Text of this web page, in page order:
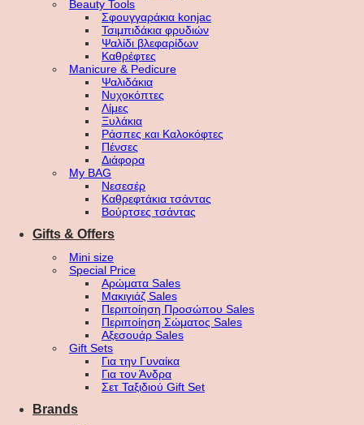
Beauty Tools
Σφουγγαράκια konjac
Τσιμπιδάκια φρυδιών
Ψαλίδι βλεφαρίδων
Καθρέφτες
Manicure & Pedicure
Ψαλιδάκια
Νυχοκόπτες
Λίμες
Ξυλάκια
Ράσπες και Καλοκόφτες
Πένσες
Διάφορα
My BAG
Νεσεσέρ
Καθρεφτάκια τσάντας
Βούρτσες τσάντας
Gifts & Offers
Mini size
Special Price
Αρώματα Sales
Μακιγιάζ Sales
Περιποίηση Προσώπου Sales
Περιποίηση Σώματος Sales
Αξεσουάρ Sales
Gift Sets
Για την Γυναίκα
Για τον Άνδρα
Σετ Ταξιδιού Gift Set
Brands